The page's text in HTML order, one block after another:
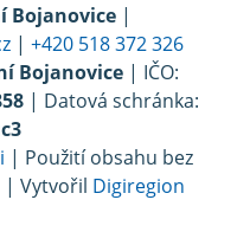
Bojanovice |
| +420 518 372 326
Bojanovice| IČO:
| Datová schránka:
| Použití obsahu bez
| Vytvořil Digiregion